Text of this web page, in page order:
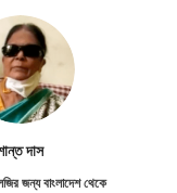
দাস
জন্য বাংলাদেশ থেকে